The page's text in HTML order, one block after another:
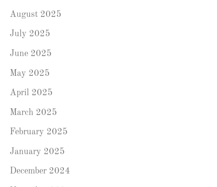
August 2025
July 2025
June 2025
May 2025
April 2025
March 2025
February 2025
January 2025
December 2024